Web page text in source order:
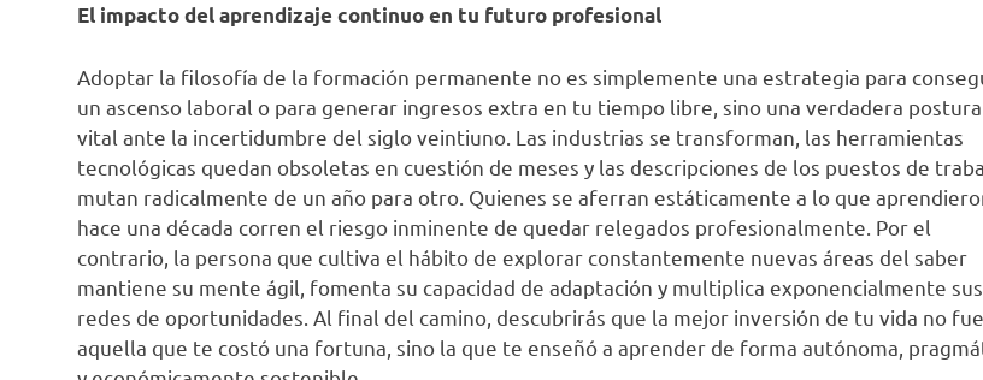
El impacto del aprendizaje continuo en tu futuro profesional
Adoptar la filosofía de la formación permanente no es simplemente una estrategia para
un ascenso laboral o para generar ingresos extra en tu tiempo libre, sino una verdadera postura
vital ante la incertidumbre del siglo veintiuno. Las industrias se transforman, las herramientas
tecnológicas quedan obsoletas en cuestión de meses y las descripciones de los puestos de
mutan radicalmente de un año para otro. Quienes se aferran estáticamente a lo que
hace una década corren el riesgo inminente de quedar relegados profesionalmente. Por el
contrario, la persona que cultiva el hábito de explorar constantemente nuevas áreas del saber
mantiene su mente ágil, fomenta su capacidad de adaptación y multiplica exponencialmente sus
redes de oportunidades. Al final del camino, descubrirás que la mejor inversión de tu vida no fue
aquella que te costó una fortuna, sino la que te enseñó a aprender de forma autónoma,